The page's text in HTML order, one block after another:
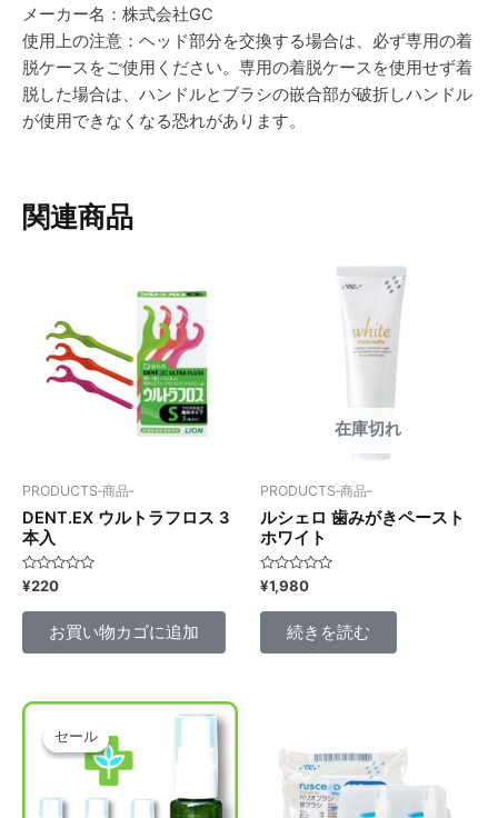
メーカー名：株式会社GC
使用上の注意：ヘッド部分を交換する場合は、必ず専用の着
脱ケースをご使用ください。専用の着脱ケースを使用せず着
脱した場合は、ハンドルとブラシの嵌合部が破折しハンドル
が使用できなくなる恐れがあります。
関連商品
PRODUCTS‐商品‐
DENT.EX ウルトラフロス 3
本入
5
段
階
の
¥220
お買い物カゴに追加
在庫切れ
PRODUCTS‐商品‐
ルシェロ 歯みがきペースト
ホワイト
5
段
階
の
¥1,980
続きを読む
セール
セール
元
の
価
格
¥13,200
現
の
価
は